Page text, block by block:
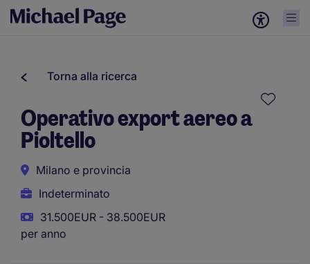
Torna alla ricerca
Operativo export aereo a
Pioltello
Milano e provincia
Indeterminato
31.500EUR - 38.500EUR
per anno